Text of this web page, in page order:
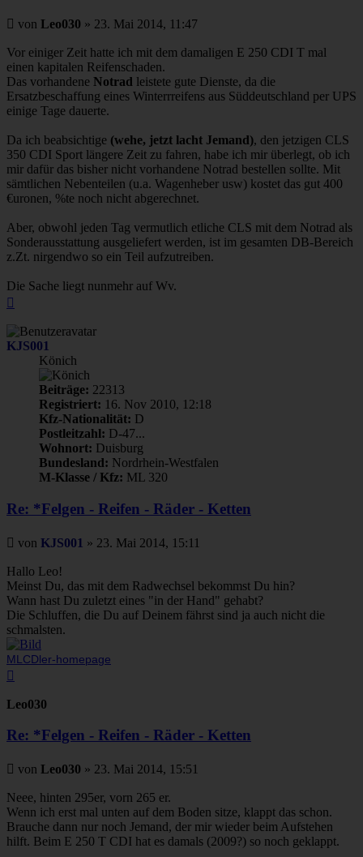
Beitrag
von Leo030 » 23. Mai 2014, 11:47
Vor einiger Zeit hatte ich mit dem damaligen E 250 CDI T mal
einen kapitalen Reifenschaden.
Das vorhandene Notrad leistete gute Dienste, da die
Ersatzbeschaffung eines Winterrreifens aus Süddeutschland per UPS
einige Tage dauerte.
Da ich beabsichtige (wehe, jetzt lacht Jemand), den jetzigen CLS
350 CDI Sport längere Zeit zu fahren, habe ich mir überlegt, ob ich
mir dafür das bisher nicht vorhandene Notrad bestellen sollte. Mit
sämtlichen Nebenteilen (u.a. Wagenheber usw) kostet das gut 400
€uronen, %te noch nicht abgerechnet.
Aber, obwohl jeden Tag vermutlich etliche CLS mit dem Notrad als
Sonderausstattung ausgeliefert werden, ist im gesamten DB-Bereich
z.Zt. nirgendwo so ein Teil aufzutreiben.
Die Sache liegt nunmehr auf Wv.
KJS001
Könich
Beiträge: 22313
Registriert: 16. Nov 2010, 12:18
Kfz-Nationalität: D
Postleitzahl: D-47...
Wohnort: Duisburg
Bundesland: Nordrhein-Westfalen
M-Klasse / Kfz: ML 320
Re: *Felgen - Reifen - Räder - Ketten
Beitrag
von KJS001 » 23. Mai 2014, 15:11
Hallo Leo!
Meinst Du, das mit dem Radwechsel bekommst Du hin?
Wann hast Du zuletzt eines "in der Hand" gehabt?
Die Schluffen, die Du auf Deinem fährst sind ja auch nicht die
schmalsten.
MLCDler-homepage
Leo030
Re: *Felgen - Reifen - Räder - Ketten
Beitrag
von Leo030 » 23. Mai 2014, 15:51
Neee, hinten 295er, vorn 265 er.
Wenn ich erst mal unten auf dem Boden sitze, klappt das schon.
Brauche dann nur noch Jemand, der mir wieder beim Aufstehen
hilft. Beim E 250 T CDI hat es damals (2009?) so noch geklappt.